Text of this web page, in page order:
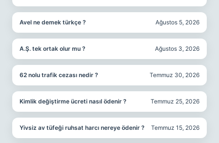
Avel ne demek türkçe ? Ağustos 5, 2026
A.Ş. tek ortak olur mu ? Ağustos 3, 2026
62 nolu trafik cezası nedir ? Temmuz 30, 2026
Kimlik değiştirme ücreti nasıl ödenir ? Temmuz 25, 2026
Yivsiz av tüfeği ruhsat harcı nereye ödenir ? Temmuz 15, 2026